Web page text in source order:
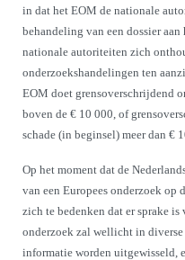
in dat het EOM de nationale
behandeling van een dossier
nationale autoriteiten zich
onderzoekshandelingen ten
EOM doet grensoverschrijdend
boven de € 10 000, of
schade (in beginsel) meer dan €
Op het moment dat de
van een Europees onderzoek op
zich te bedenken dat er sprake
onderzoek zal wellicht in
informatie worden uitgewisseld,